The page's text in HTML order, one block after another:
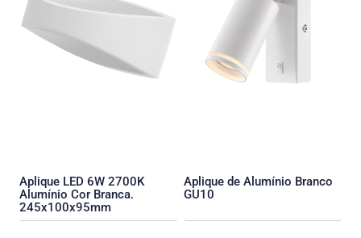
Aplique LED 6W 2700K
Alumínio Cor Branca.
245x100x95mm
Aplique de Alumínio Branco
GU10